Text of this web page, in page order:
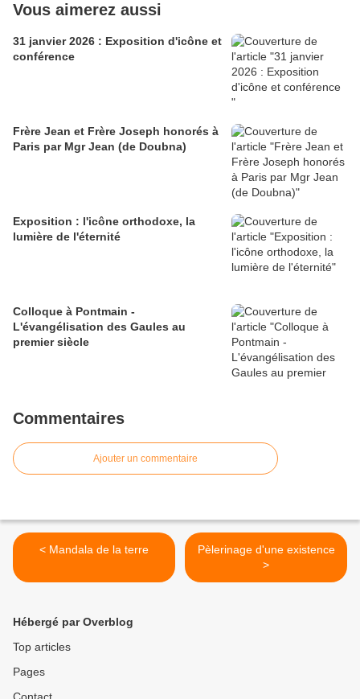
Vous aimerez aussi
31 janvier 2026 : Exposition d'icône et
conférence
Frère Jean et Frère Joseph honorés à
Paris par Mgr Jean (de Doubna)
Exposition : l'icône orthodoxe, la
lumière de l'éternité
Colloque à Pontmain -
L'évangélisation des Gaules au
premier siècle
Commentaires
Ajouter un commentaire
< Mandala de la terre
Pèlerinage d'une existence
>
Hébergé par Overblog
Top articles
Pages